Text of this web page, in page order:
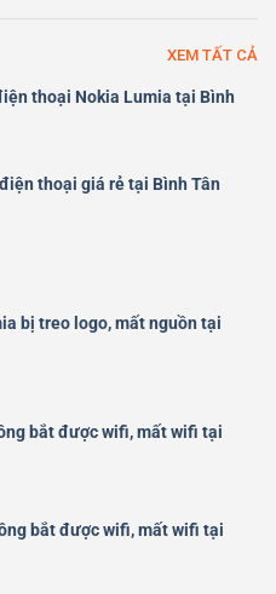
XEM TẤT CẢ
thoại Nokia Lumia tại Bình
thoại giá rẻ tại Bình Tân
bị treo logo, mất nguồn tại
bắt được wifi, mất wifi tại
bắt được wifi, mất wifi tại